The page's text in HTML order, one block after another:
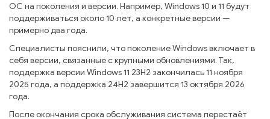
ОС на поколения и версии. Например, Windows 10 и 11 будут
поддерживаться около 10 лет, а конкретные версии —
примерно два года.
Специалисты пояснили, что поколение Windows включает в
себя версии, связанные с крупными обновлениями. Так,
поддержка версии Windows 11 23H2 закончилась 11 ноября
2025 года, а поддержка 24H2 завершится 13 октября 2026
года.
После окончания срока обслуживания система перестаёт